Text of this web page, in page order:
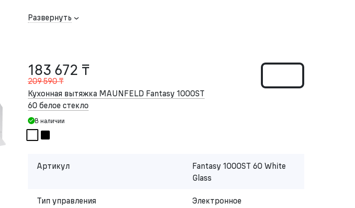
Развернуть
183 672 ₸
209 590 ₸
Кухонная вытяжка MAUNFELD Fantasy 1000ST
60 белое стекло
В наличии
Артикул
Fantasy 1000ST 60 White
Glass
Тип управления Электронное